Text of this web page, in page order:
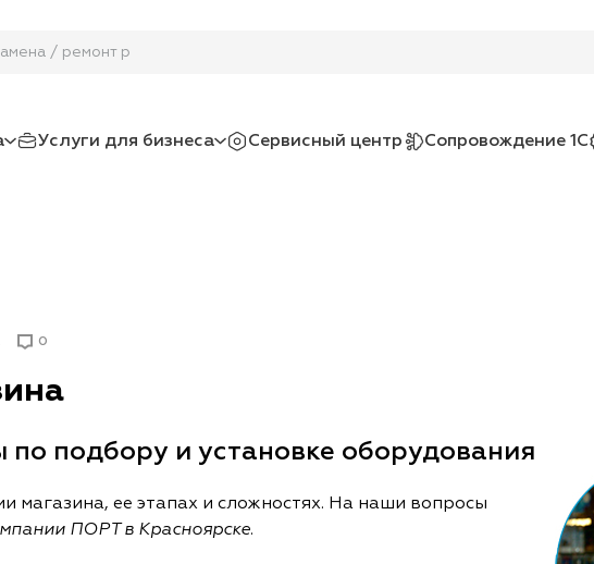
/ ремонт разъема питани
Услуги для бизнеса Сервисный центр Сопровождение 1С
0
подбору и установке оборудования
магазина, ее этапах и сложностях. На наши вопросы
ПОРТ в Красноярске.